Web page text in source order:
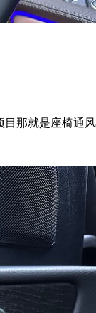
那就是座椅通